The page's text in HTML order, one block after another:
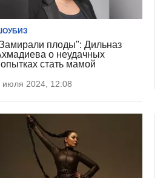
плоды": Дильназ
о неудачных
стать мамой
июля 2024, 12:08